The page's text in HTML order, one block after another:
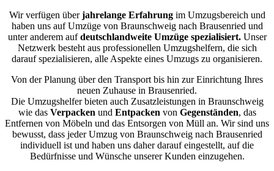
Wir verfügen überjahrelange Erfahrungim Umzugsbereich und
haben uns auf Umzüge von Braunschweig nach Brausenried und
unter anderem aufdeutschlandweite Umzüge spezialisiert.Unser
Netzwerk besteht aus professionellen Umzugshelfern, die sich
darauf spezialisieren, alle Aspekte eines Umzugs zu organisieren.
Von der Planung über den Transport bis hin zur Einrichtung Ihres
neuen Zuhause in Brausenried.
Die Umzugshelfer bieten auch Zusatzleistungen in Braunschweig
wie das Verpacken und Entpacken von Gegenständen, das
Entfernen von Möbeln und das Entsorgen von Müll an. Wir sind uns
bewusst, dass jeder Umzug von Braunschweig nach Brausenried
individuell ist und haben uns daher darauf eingestellt, auf die
Bedürfnisse und Wünsche unserer Kunden einzugehen.